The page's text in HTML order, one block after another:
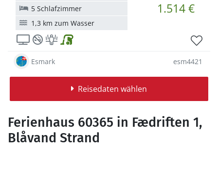
1.514 €
5 Schlafzimmer
1,3 km zum Wasser
Esmark esm4421
Reisedaten wählen
Ferienhaus 60365 in Fædriften 1,
Blåvand Strand